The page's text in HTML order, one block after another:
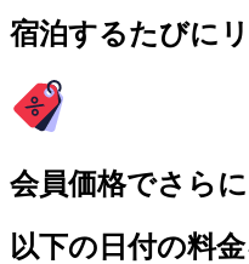
宿泊するたびに
会員価格でさら
以下の日付の料